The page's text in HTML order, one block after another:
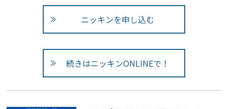
ニッキンを申し込む
続きはニッキンONLINEで！